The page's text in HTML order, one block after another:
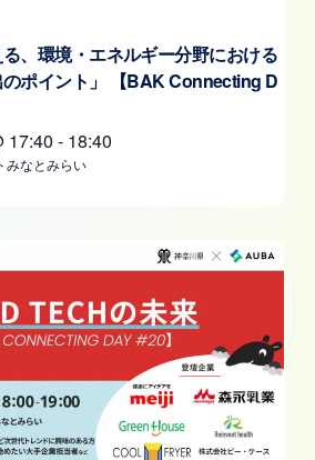
る、環境・エネルギー分野における
ポイント」 【BAK Connecting D
17:40 - 18:40
みなとみらい